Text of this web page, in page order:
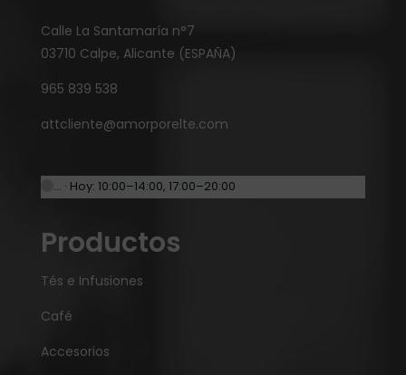
Calle La Santamaría n°7
03710 Calpe, Alicante (ESPAÑA)
965 839 538
attcliente@amorporelte.com
… · Hoy: 10:00–14:00, 17:00–20:00
Productos
Tés e Infusiones
Café
Accesorios